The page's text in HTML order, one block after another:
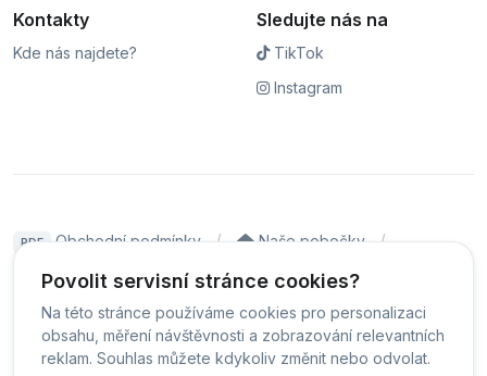
Povolit servisní stránce cookies?
Na této stránce používáme cookies pro personalizaci
obsahu, měření návštěvnosti a zobrazování relevantních
reklam. Souhlas můžete kdykoliv změnit nebo odvolat.
Kontakty
Kde nás najdete?
Sledujte nás na
TikTok
Instagram
PDF Obchodní podmínky
Naše pobočky
Čeština